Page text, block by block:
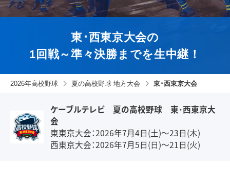
東･西東京大会の
1回戦～準々決勝までを生中継！
2026年高校野球 夏の高校野球 地方大会 東･西東京大会
ケーブルテレビ 夏の高校野球 東･西東京大
会
東東京大会：2026年7月4日(土)～23日(木)
西東京大会：2026年7月5日(日)～21日(火)